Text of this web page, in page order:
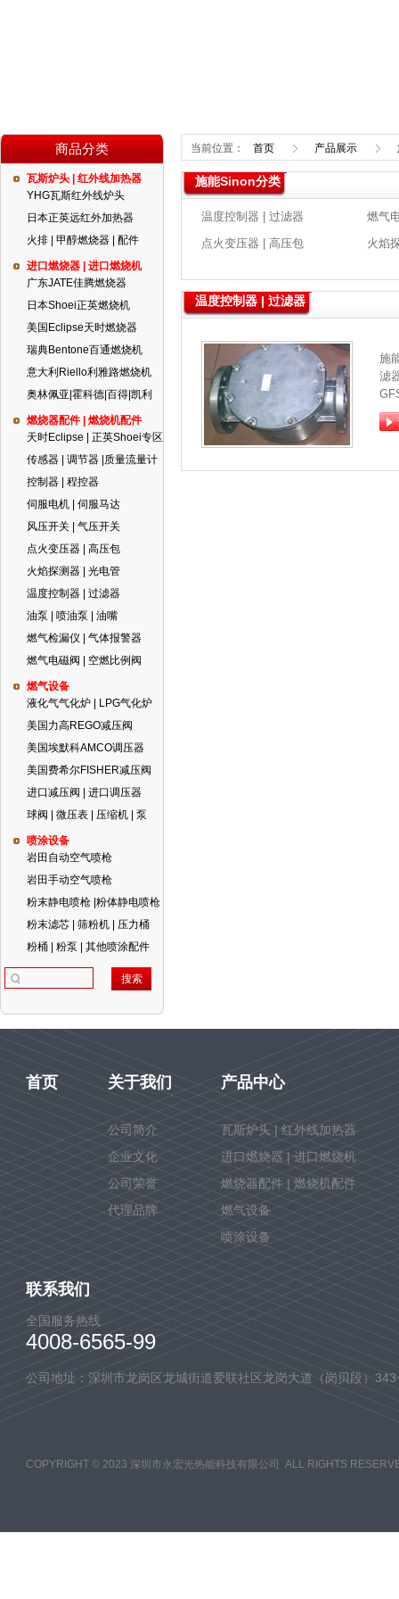
商品分类
瓦斯炉头 | 红外线加热器
YHG瓦斯红外线炉头
日本正英远红外加热器
火排 | 甲醇燃烧器 | 配件
进口燃烧器 | 进口燃烧机
广东JATE佳腾燃烧器
日本Shoei正英燃烧机
美国Eclipse天时燃烧器
瑞典Bentone百通燃烧机
意大利Riello利雅路燃烧机
奥林佩亚|霍科德|百得|凯利
燃烧器配件 | 燃烧机配件
天时Eclipse | 正英Shoei专区
传感器 | 调节器 |质量流量计
控制器 | 程控器
伺服电机 | 伺服马达
风压开关 | 气压开关
点火变压器 | 高压包
火焰探测器 | 光电管
温度控制器 | 过滤器
油泵 | 喷油泵 | 油嘴
燃气检漏仪 | 气体报警器
燃气电磁阀 | 空燃比例阀
燃气设备
液化气气化炉 | LPG气化炉
美国力高REGO减压阀
美国埃默科AMCO调压器
美国费希尔FISHER减压阀
进口减压阀 | 进口调压器
球阀 | 微压表 | 压缩机 | 泵
喷涂设备
岩田自动空气喷枪
岩田手动空气喷枪
粉末静电喷枪 |粉体静电喷枪
粉末滤芯 | 筛粉机 | 压力桶
粉桶 | 粉泵 | 其他喷涂配件
当前位置： 首页 产品展示
施能Sinon分类
温度控制器 | 过滤器
燃气
点火变压器 | 高压包
火焰
温度控制器 | 过滤器
施
滤
首页 关于我们
公司简介
企业文化
公司荣誉
代理品牌
产品中心
瓦斯炉头 | 红外线加热器
进口燃烧器 | 进口燃烧机
燃烧器配件 | 燃烧机配件
燃气设备
喷涂设备
联系我们
全国服务热线
4008-6565-99
公司地址：深圳市龙岗区龙城街道爱联社区龙岗大道（岗贝段）343
COPYRIGHT © 2023 深圳市永宏光热能科技有限公司 ALL RIGHTS